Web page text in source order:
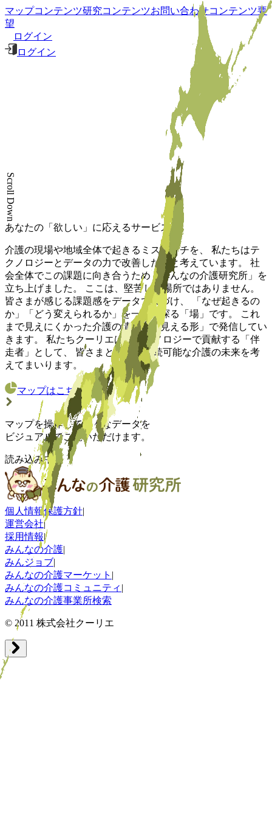
マップコンテンツ研究コンテンツお問い合わせコンテンツ要
望
ログイン
ログイン
Scroll Down
あなたの「欲しい」に応えるサービス。
介護の現場や地域全体で起きるミスマッチを、 私たちはテ
クノロジーとデータの力で改善したいと考えています。 社
会全体でこの課題に向き合うため「みんなの介護研究所」を
立ち上げました。 ここは、堅苦しい場所ではありません。
皆さまが感じる課題感をデータで裏づけ、 「なぜ起きるの
か」「どう変えられるか」を一緒に探る「場」です。 これ
まで見えにくかった介護の情報を「見える形」で発信してい
きます。 私たちクーリエは、テクノロジーで貢献する「伴
走者」として、 皆さまと一緒に持続可能な介護の未来を考
えてまいります。
マップはこちら
マップを操作して様々なデータを
ビジュアルでご覧いただけます。
読み込み中...
個人情報保護方針|
運営会社|
採用情報|
みんなの介護|
みんジョブ|
みんなの介護マーケット |
みんなの介護コミュニティ |
みんなの介護事業所検索
© 2011 株式会社クーリエ